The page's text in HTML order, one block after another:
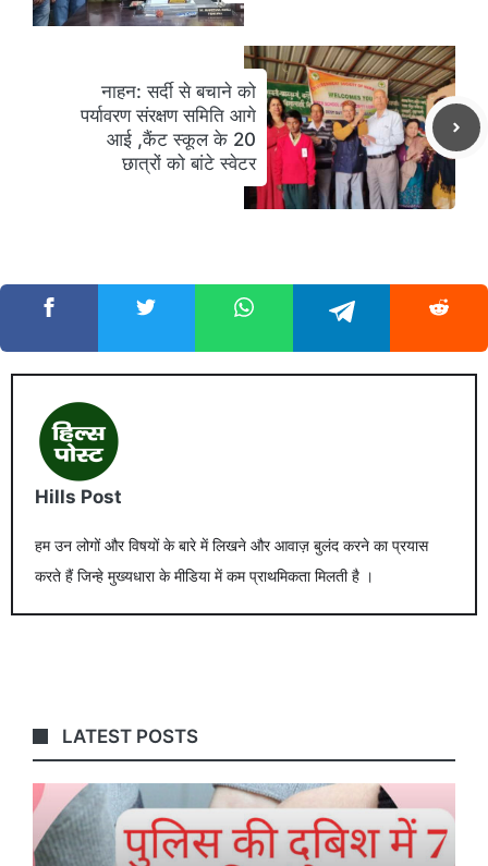
नाहन: सर्दी से बचाने को
पर्यावरण संरक्षण समिति आगे
आई ,कैंट स्कूल के 20
छात्रों को बांटे स्वेटर
Hills Post
हम उन लोगों और विषयों के बारे में लिखने और आवाज़ बुलंद करने का प्रयास
करते हैं जिन्हे मुख्यधारा के मीडिया में कम प्राथमिकता मिलती है ।
LATEST POSTS